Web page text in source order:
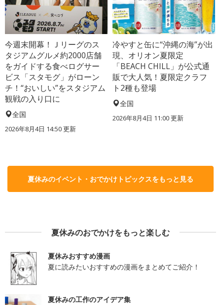
今週末開幕！Ｊリーグのス
タジアムグルメ約2000店舗
をガイドする食べログサー
ビス「スタモグ」がローン
チ！“おいしい”をスタジアム
観戦の入り口に
全国
2026年8月4日 14:50更新
冷やすと缶に“沖縄の海”が出
現、オリオン夏限定
「BEACH CHILL」が公式通
販で大人気！夏限定クラフ
ト2種も登場
全国
2026年8月4日 11:00更新
夏休みのイベント・おでかけトピックスをもっと見る
夏休みのおでかけをもっと楽しむ
夏休みおすすめ漫画
夏に読みたいおすすめの漫画をまとめてご紹介！
夏休みの工作のアイデア集